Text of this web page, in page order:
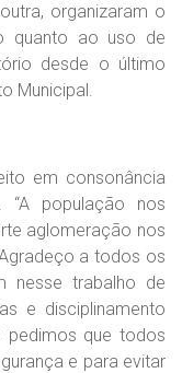
organizaram o
quanto ao uso de
desde o último
Municipal.
em consonância
“A população nos
aglomeração nos
a todos os
nesse trabalho de
e disciplinamento
pedimos que todos
e para evitar